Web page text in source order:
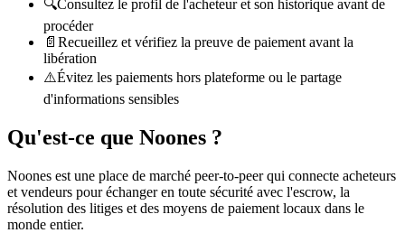
🔍Consultez le profil de l'acheteur et son historique avant de
procéder
📄 Recueillez et vérifiez la preuve de paiement avant la
libération
⚠️Évitez les paiements hors plateforme ou le partage
d'informations sensibles
Qu'est-ce que Noones ?
Noones est une place de marché peer-to-peer qui connecte acheteurs
et vendeurs pour échanger en toute sécurité avec l'escrow, la
résolution des litiges et des moyens de paiement locaux dans le
monde entier.